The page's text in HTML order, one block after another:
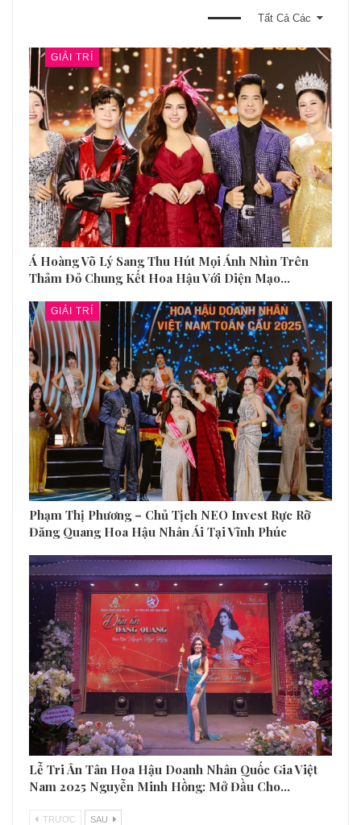
Tất Cả Các
GIẢI TRÍ
Á Hoàng Võ Lý Sang Thu Hút Mọi Ánh Nhìn Trên
Thảm Đỏ Chung Kết Hoa Hậu Với Diện Mạo…
GIẢI TRÍ
Phạm Thị Phương – Chủ Tịch NEO Invest Rực Rỡ
Đăng Quang Hoa Hậu Nhân Ái Tại Vĩnh Phúc
Lễ Tri Ân Tân Hoa Hậu Doanh Nhân Quốc Gia Việt
Nam 2025 Nguyễn Minh Hồng: Mở Đầu Cho…
TRƯƠC SAU